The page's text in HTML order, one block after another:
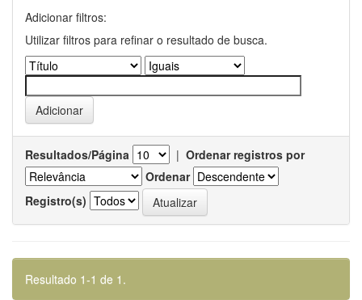
Adicionar filtros:
Utilizar filtros para refinar o resultado de busca.
Resultados/Página | Ordenar registros por
Ordenar
Registro(s)
Resultado 1-1 de 1.